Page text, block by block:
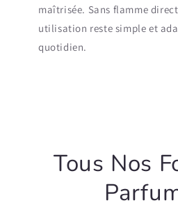
maîtrisée. Sans flamme
utilisation reste simple et
quotidien.
Tous Nos